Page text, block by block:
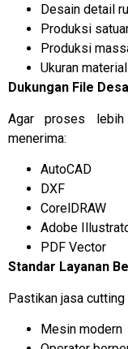
Desain detail
Produksi
Produksi
Ukuran
Dukungan File
Agar proses
menerima:
AutoCAD
DXF
CorelDRAW
Adobe
PDF Vector
Standar Layanan
Pastikan jasa
Mesin modern